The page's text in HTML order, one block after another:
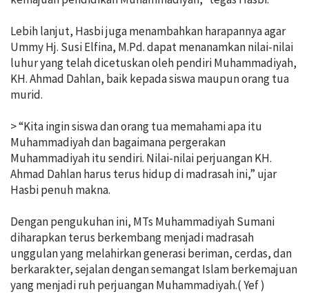
Lebih lanjut, Hasbi juga menambahkan harapannya agar
Ummy Hj. Susi Elfina, M.Pd. dapat menanamkan nilai-nilai
luhur yang telah dicetuskan oleh pendiri Muhammadiyah,
KH. Ahmad Dahlan, baik kepada siswa maupun orang tua
murid.
> “Kita ingin siswa dan orang tua memahami apa itu
Muhammadiyah dan bagaimana pergerakan
Muhammadiyah itu sendiri. Nilai-nilai perjuangan KH.
Ahmad Dahlan harus terus hidup di madrasah ini,” ujar
Hasbi penuh makna.
Dengan pengukuhan ini, MTs Muhammadiyah Sumani
diharapkan terus berkembang menjadi madrasah
unggulan yang melahirkan generasi beriman, cerdas, dan
berkarakter, sejalan dengan semangat Islam berkemajuan
yang menjadi ruh perjuangan Muhammadiyah.( Yef )